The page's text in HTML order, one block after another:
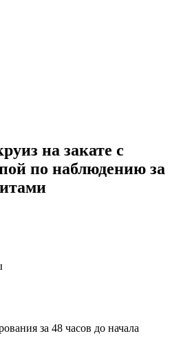
на закате с
по наблюдению за
за 48 часов до начала